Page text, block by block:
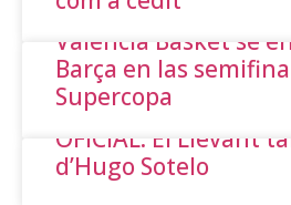
Valencia Basket se
Barça en las
Supercopa
OFICIAL: El Llevant
d’Hugo Sotelo